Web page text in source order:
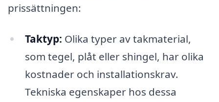
prissättningen:
Taktyp: Olika typer av takmaterial,
som tegel, plåt eller shingel, har olika
kostnader och installationskrav.
Tekniska egenskaper hos dessa